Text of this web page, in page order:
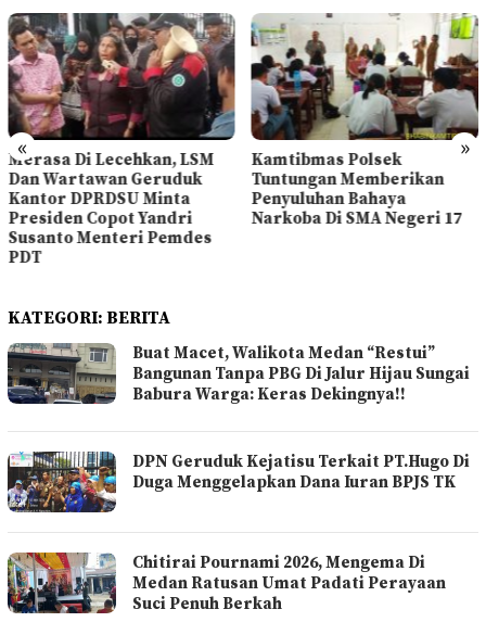
« »
Merasa Di Lecehkan, LSM
Dan Wartawan Geruduk
Kantor DPRDSU Minta
Presiden Copot Yandri
Susanto Menteri Pemdes
PDT
Kamtibmas Polsek
Tuntungan Memberikan
Penyuluhan Bahaya
Narkoba Di SMA Negeri 17
KATEGORI: BERITA
Buat Macet, Walikota Medan “Restui”
Bangunan Tanpa PBG Di Jalur Hijau Sungai
Babura Warga: Keras Dekingnya!!
DPN Geruduk Kejatisu Terkait PT.Hugo Di
Duga Menggelapkan Dana Iuran BPJS TK
Chitirai Pournami 2026, Mengema Di
Medan Ratusan Umat Padati Perayaan
Suci Penuh Berkah